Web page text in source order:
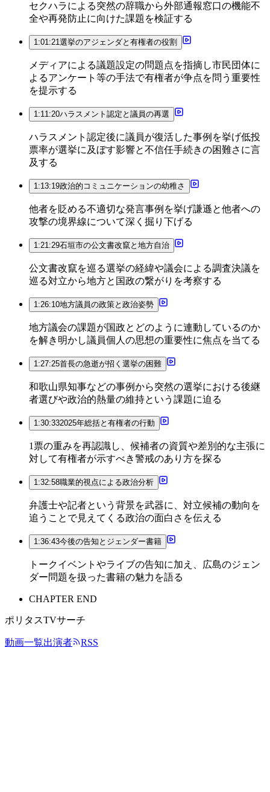
セクハラによる突然の辞職から外部通報窓口の機能不
全や再発防止に向けた課題を検証する
1:01:21選挙のアジェンダと有権者の役割
メディアによる議題設定の問題点を指摘し市民団体に
よるアンケート等の手法で有権者が争点を問う重要性
を提示する
1:11:20ハラスメント認定と議員の再選
ハラスメント認定後に議員が復活した事例を挙げ低投
票率が選挙に及ぼす影響と不信任手続きの困難さに言
及する
1:13:19政治的コミュニケーションの幼稚さ
他者を貶める不適切な発言事例を挙げ謙遜と他者への
攻撃の境界線について深く掘り下げる
1:21:29石垣市の公文書改竄と地方自治
公文書改竄を巡る選挙の経緯や議会による調査決議を
巡る対立から地方と国政の繋がりを考察する
1:26:10地方議員の政策と政治姿勢
地方議会の課題が国政とどのように連動しているのか
を解き明かし議員個人の思想の重要性に焦点を当てる
1:27:25首長の急逝が招く選挙の困難
和歌山県知事などの事例から突然の選挙における後継
者選びや政治的熱量の維持という課題に迫る
1:30:332025年総括と有権者の行動
1票の重みを再認識し、候補者の資質や差別的な主張に
対して有権者が示すべき警戒のあり方を探る
1:32:58職業的視点による政治分析
弁護士や記者という背景を武器に、対立候補の動向を
追うことで見えてくる政治の面白さを伝える
1:36:43今後の告知とジェンダー書籍
トークイベントやライブの告知に加え、広島のジェン
ダー問題を扱った書籍の魅力を語る
CHAPTER END
ポリタスTVサーチ
動画一覧出演者 RSS